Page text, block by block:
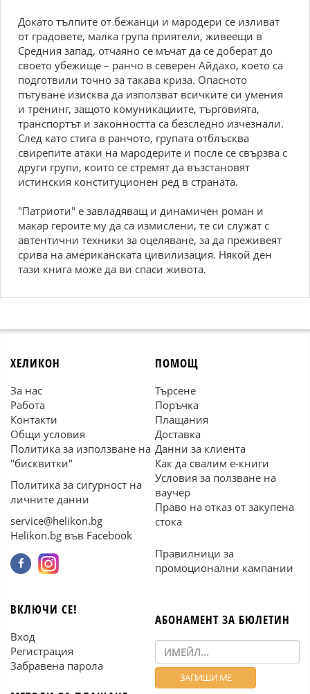
Докато тълпите от бежанци и мародери се изливат
от градовете, малка група приятели, живеещи в
Средния запад, отчаяно се мъчат да се доберат до
своето убежище – ранчо в северен Айдахо, което са
подготвили точно за такава криза. Опасното
пътуване изисква да използват всичките си умения
и тренинг, защото комуникациите, търговията,
транспортът и законността са безследно изчезнали.
След като стига в ранчото, групата отблъсква
свирепите атаки на мародерите и после се свързва с
други групи, които се стремят да възстановят
истинския конституционен ред в страната.
"Патриоти" е завладяващ и динамичен роман и
макар героите му да са измислени, те си служат с
автентични техники за оцеляване, за да преживеят
срива на американската цивилизация. Някой ден
тази книга може да ви спаси живота.
ХЕЛИКОН
За нас
Работа
Контакти
Общи условия
Политика за използване на
"бисквитки"
Политика за сигурност на
личните данни
service@helikon.bg
Helikon.bg във Facebook
ПОМОЩ
Търсене
Поръчка
Плащания
Доставка
Данни за клиента
Как да свалим е-книги
Условия за ползване на
ваучер
Право на отказ от закупена
стока
Правилници за
промоционални кампании
ВКЛЮЧИ СЕ!
Вход
Регистрация
Забравена парола
АБОНАМЕНТ ЗА БЮЛЕТИН